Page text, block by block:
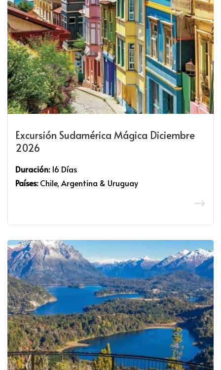
Excursión Sudamérica Mágica Diciembre
2026
Duración:16 Días
Países:Chile, Argentina & Uruguay